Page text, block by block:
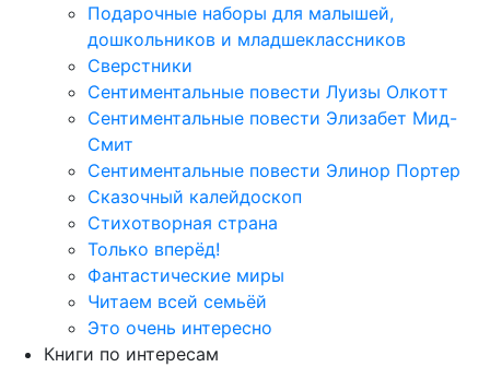
Подарочные наборы для малышей,
дошкольников и младшеклассников
Сверстники
Сентиментальные повести Луизы Олкотт
Сентиментальные повести Элизабет Мид-
Смит
Сентиментальные повести Элинор Портер
Сказочный калейдоскоп
Стихотворная страна
Только вперёд!
Фантастические миры
Читаем всей семьёй
Это очень интересно
Книги по интересам